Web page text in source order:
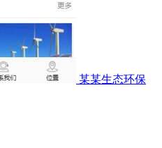
某某生态环保